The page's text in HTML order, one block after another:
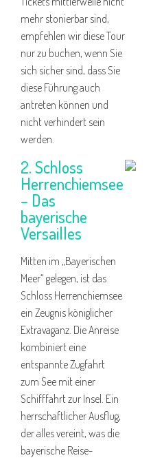
mehr stonierbar sind,
empfehlen wir diese Tour
nur zu buchen, wenn Sie
sich sicher sind, dass Sie
diese Führung auch
antreten können und
nicht verhindert sein
werden.
2. Schloss
Herrenchiemsee
– Das
bayerische
Versailles
Mitten im „Bayerischen
Meer“ gelegen, ist das
Schloss Herrenchiemsee
ein Zeugnis königlicher
Extravaganz. Die Anreise
kombiniert eine
entspannte Zugfahrt
zum See mit einer
Schifffahrt zur Insel. Ein
herrschaftlicher Ausflug,
der alles vereint, was die
bayerische Reise-